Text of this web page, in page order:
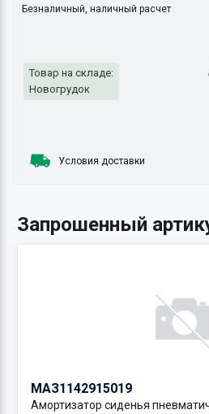
Товар на складе:
Новогрудок
Безналичный, наличный расчет
Условия доставки
Запрошенный
МАЗ1142915019
Амортизатор сиденья